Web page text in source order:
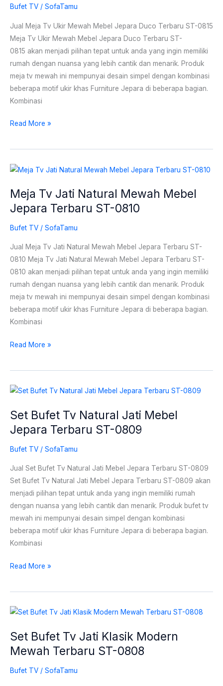
Bufet TV / SofaTamu
Jual Meja Tv Ukir Mewah Mebel Jepara Duco Terbaru ST-0815
Meja Tv Ukir Mewah Mebel Jepara Duco Terbaru ST-
0815 akan menjadi pilihan tepat untuk anda yang ingin memiliki
rumah dengan nuansa yang lebih cantik dan menarik. Produk
meja tv mewah ini mempunyai desain simpel dengan kombinasi
beberapa motif ukir khas Furniture Jepara di beberapa bagian.
Kombinasi
Read More »
Meja Tv Jati Natural Mewah Mebel
Jepara Terbaru ST-0810
Bufet TV / SofaTamu
Jual Meja Tv Jati Natural Mewah Mebel Jepara Terbaru ST-
0810 Meja Tv Jati Natural Mewah Mebel Jepara Terbaru ST-
0810 akan menjadi pilihan tepat untuk anda yang ingin memiliki
rumah dengan nuansa yang lebih cantik dan menarik. Produk
meja tv mewah ini mempunyai desain simpel dengan kombinasi
beberapa motif ukir khas Furniture Jepara di beberapa bagian.
Kombinasi
Meja
Jati
Natural
Mebel
Jepara
Terbaru
ST-
0810
Read More »
Set Bufet Tv Natural Jati Mebel
Jepara Terbaru ST-0809
Bufet TV / SofaTamu
Jual Set Bufet Tv Natural Jati Mebel Jepara Terbaru ST-0809
Set Bufet Tv Natural Jati Mebel Jepara Terbaru ST-0809 akan
menjadi pilihan tepat untuk anda yang ingin memiliki rumah
dengan nuansa yang lebih cantik dan menarik. Produk bufet tv
mewah ini mempunyai desain simpel dengan kombinasi
beberapa motif ukir khas Furniture Jepara di beberapa bagian.
Kombinasi
Set
Tv
Natural
Mebel
Jepara
Terbaru
ST-
0809
Read More »
Set Bufet Tv Jati Klasik Modern
Mewah Terbaru ST-0808
Bufet TV / SofaTamu
Set
Tv
Jati
Modern